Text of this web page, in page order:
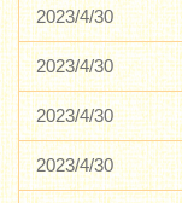
2023/4/30
2023/4/30
2023/4/30
2023/4/30